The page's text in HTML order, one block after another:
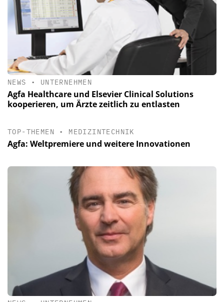
NEWS • UNTERNEHMEN
Agfa Healthcare und Elsevier Clinical Solutions
kooperieren, um Ärzte zeitlich zu entlasten
TOP-THEMEN • MEDIZINTECHNIK
Agfa: Weltpremiere und weitere Innovationen